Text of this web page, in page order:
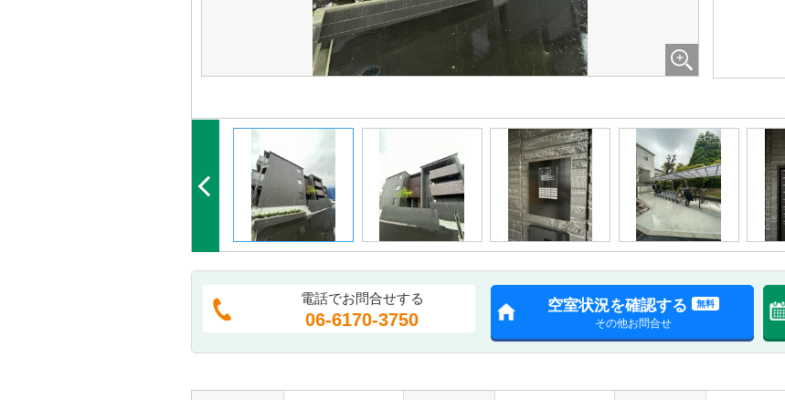
電話でお問合せする
06-6170-3750
空室状況を確認する 無料
その他お問合せ